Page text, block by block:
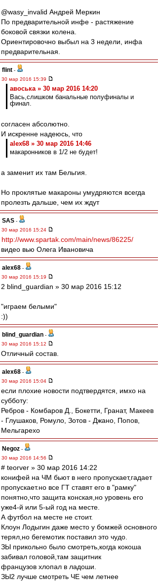
‏@wasy_invalid Андрей Меркин
По предварительной инфе - растяжение
боковой связки колена.
Ориентировочно выбыл на 3 недели, инфа
предварительная.
flint -
30 мар 2016 15:39
авоська » 30 мар 2016 14:20
Вась,слишком банальные полуфиналы и
финал.
согласен абсолютно.
И искренне надеюсь, что
alex68 » 30 мар 2016 14:46
макаронников в 1/2 не будет!
а заменит их там Бельгия.
Но проклятые макароны умудряются всегда
пролезть дальше, чем их ждут
SAS -
30 мар 2016 15:24
http://www.spartak.com/main/news/86225/
видео вью Олега Ивановича
alex68 -
30 мар 2016 15:19
2 blind_guardian » 30 мар 2016 15:12
"играем белыми"
:))
blind_guardian -
30 мар 2016 15:12
Отличный состав.
alex68 -
30 мар 2016 15:04
если плохие новости подтвердятся, имхо на
субботу:
Ребров - Комбаров Д., Бокетти, Гранат, Макеев
- Глушаков, Ромуло, Зотов - Джано, Попов,
Мельгарехо
Negoz -
30 мар 2016 14:56
# teorver » 30 мар 2016 14:22
конифей на ЧМ бьют в него пропускает,гадает
пропускает.но все ГТ ставят его в "рамку"
понятно,что защита конская,но уровень его
уже4-й или 5-ый год на месте.
А футбол на месте не стоит.
Клоун Лодыгин даже место у бомжей основного
терял,но бегемотик поставил это чудо.
ЗЫ прикольно было смотреть,когда кокоша
забивал головой,там защитник
французов хлопал в ладоши.
ЗЫ2 лучше смотреть ЧЕ чем летнее